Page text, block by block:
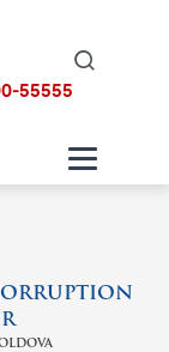
55555